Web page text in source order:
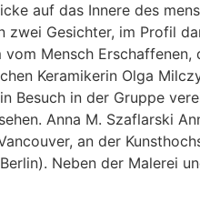
auf das Innere des
zwei Gesichter, im Profil
Mensch
Keramikerin Olga
Besuch in der Gruppe
Anna M. Szaflarski
an der
Neben der Malerei